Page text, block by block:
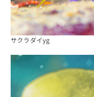
サクラダイyg